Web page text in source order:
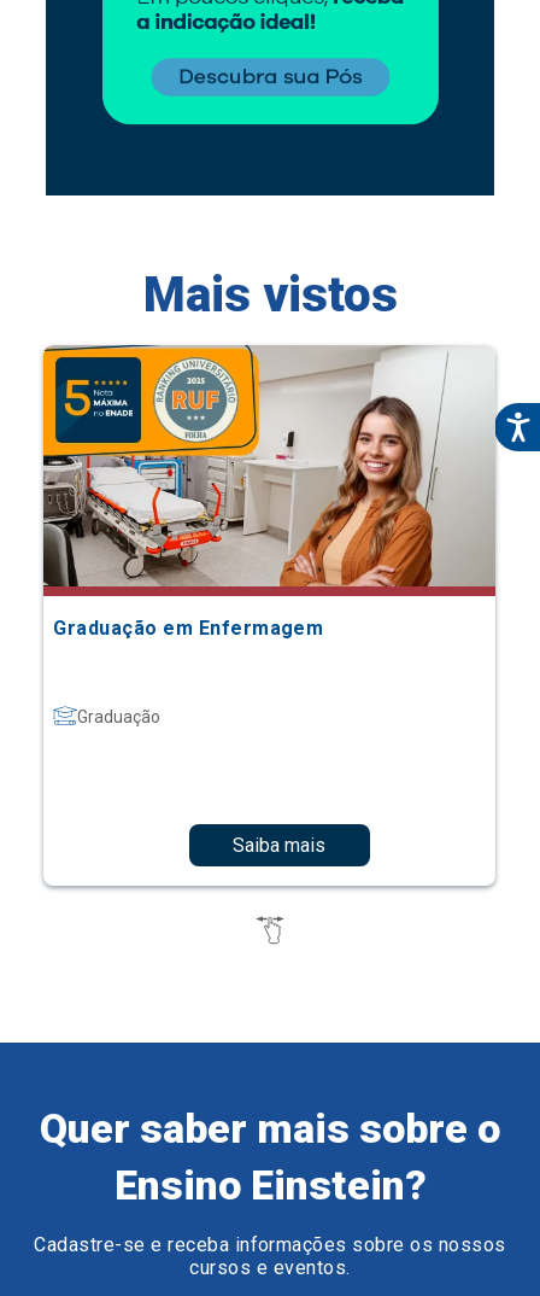
Mais vistos
Graduação em Enfermagem
Graduação
Saiba mais
Quer saber mais sobre o
Ensino Einstein?
Cadastre-se e receba informações sobre os nossos
cursos e eventos.